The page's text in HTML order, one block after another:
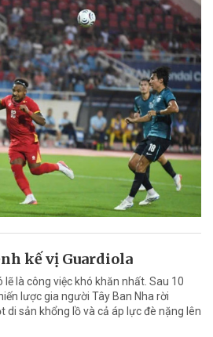
kế vị Guardiola
lẽ là công việc khó khăn nhất. Sau 10
lược gia người Tây Ban Nha rời
di sản khổng lồ và cả áp lực đè nặng lên